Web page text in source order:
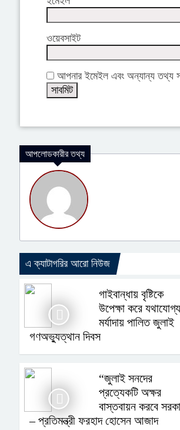
ওয়েবসাইট
আপনার ইমেইল এবং অন্যান্য তথ্য
আপলোডকারীর তথ্য
এ ক্যাটাগরির আরো নিউজ
গাইবান্ধায় বৃষ্টিকে
উপেক্ষা করে যথাযোগ্য
মর্যাদায় পালিত জুলাই
গণঅভ্যুত্থান দিবস
“জুলাই সনদের
প্রত্যেকটি অক্ষর
বাস্তবায়ন করবে
– প্রতিমন্ত্রী ফরহাদ হোসেন আজাদ